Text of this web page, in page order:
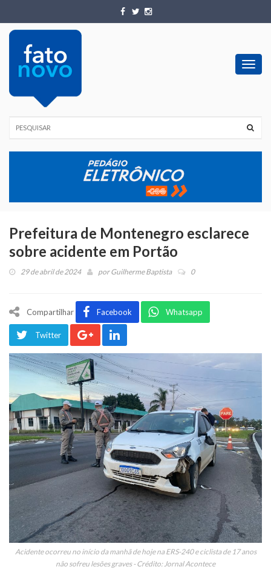
Prefeitura de Montenegro esclarece
sobre acidente em Portão
29 de abril de 2024 porGuilherme Baptista 0
Compartilhar Facebook Whatsapp
Twitter
Acidente ocorreu no início da manhã de hoje na ERS-240 e ciclista de 17 anos
não sofreu lesões graves - Crédito: Jornal Acontece